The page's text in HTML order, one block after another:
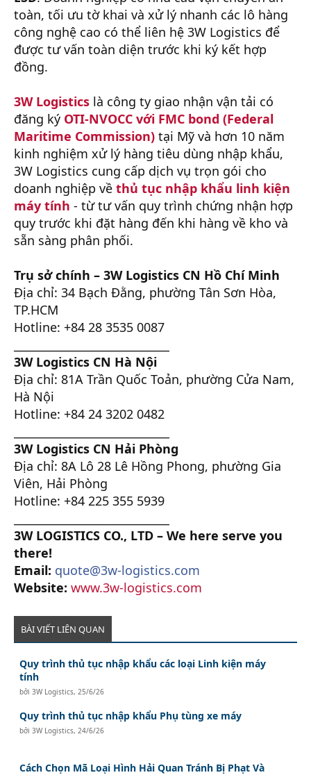
toàn, tối ưu tờ khai và xử lý nhanh các lô hàng
công nghệ cao có thể liên hệ 3W Logistics để
được tư vấn toàn diện trước khi ký kết hợp
đồng.
3W Logistics là công ty giao nhận vận tải có
đăng ký OTI-NVOCC với FMC bond (Federal
Maritime Commission) tại Mỹ và hơn 10 năm
kinh nghiệm xử lý hàng tiêu dùng nhập khẩu,
3W Logistics cung cấp dịch vụ trọn gói cho
doanh nghiệp về thủ tục nhập khẩu linh kiện
máy tính - từ tư vấn quy trình chứng nhận hợp
quy trước khi đặt hàng đến khi hàng về kho và
sẵn sàng phân phối.
Trụ sở chính – 3W Logistics CN Hồ Chí Minh
Địa chỉ: 34 Bạch Đằng, phường Tân Sơn Hòa,
TP.HCM
Hotline: +84 28 3535 0087
3W Logistics CN Hà Nội
Địa chỉ: 81A Trần Quốc Toản, phường Cửa Nam,
Hà Nội
Hotline: +84 24 3202 0482
3W Logistics CN Hải Phòng
Địa chỉ: 8A Lô 28 Lê Hồng Phong, phường Gia
Viên, Hải Phòng
Hotline: +84 225 355 5939
3W LOGISTICS CO., LTD – We here serve you
there!
Email: quote@3w-logistics.com
Website: www.3w-logistics.com
BÀI VIẾT LIÊN QUAN
Quy trình thủ tục nhập khẩu các loại Linh kiện máy
tính
bởi3W Logistics,25/6/26
Quy trình thủ tục nhập khẩu Phụ tùng xe máy
bởi3W Logistics,24/6/26
Cách Chọn Mã Loại Hình Hải Quan Tránh Bị Phạt Và